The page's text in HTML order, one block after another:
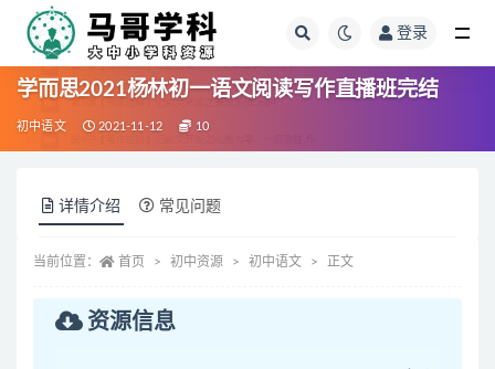
登录
学而思2021杨林初一语文阅读写作直播班完结
初中语文 2021-11-12 10
详情介绍 常见问题
当前位置： 首页 初中资源 初中语文 正文
资源信息
全部